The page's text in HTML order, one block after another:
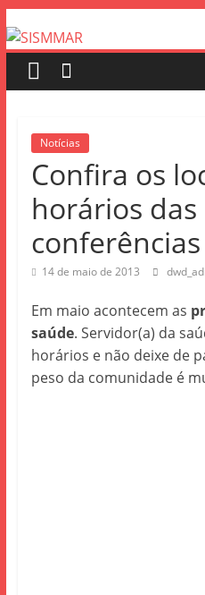
Notícias
Confira os
horários das
14 de maio de 2013
Em maio acontecem as
saúde. Servidor(a) da
horários e não deixe de
peso da comunidade é